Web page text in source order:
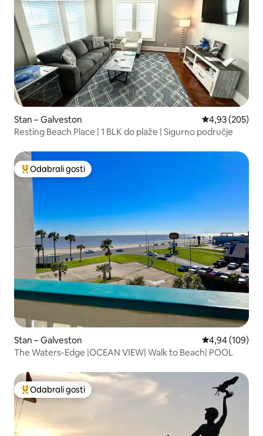
Stan – Galveston Prosječna
4,93 (205)
Resting Beach Place | 1 BLK do plaže | Sigurno područje
Među najviše rangiranima s oznakom „Odabrali gosti”
Odabrali gosti
Stan – Galveston Prosječna
4,94 (109)
The Waters-Edge |OCEAN VIEW| Walk to Beach| POOL
Među najviše rangiranima s oznakom „Odabrali gosti”
Odabrali gosti